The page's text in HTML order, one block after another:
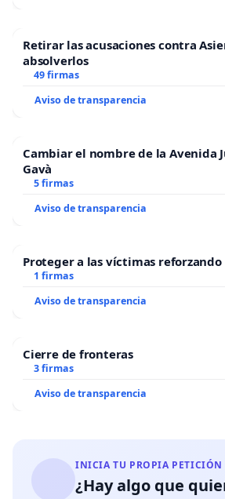
Retirar las acusaciones contra
absolverlos
49 firmas
Aviso de transparencia
Cambiar el nombre de la Avenida
Gavà
5 firmas
Aviso de transparencia
Proteger a las víctimas
1 firmas
Aviso de transparencia
Cierre de fronteras
3 firmas
Aviso de transparencia
INICIA TU PROPIA PETICIÓN
¿Hay algo que